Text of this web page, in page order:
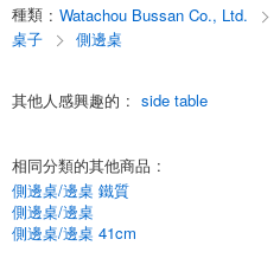
種類 : Watachou Bussan Co., Ltd.
桌子
側邊桌
其他人感興趣的 : side table
相同分類的其他商品 :
側邊桌/邊桌 鐵質
側邊桌/邊桌
側邊桌/邊桌 41cm